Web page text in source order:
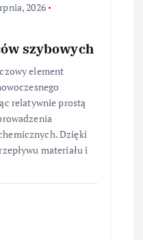
2026
szybowych
element
relatywnie prostą
Dzięki
materiału i